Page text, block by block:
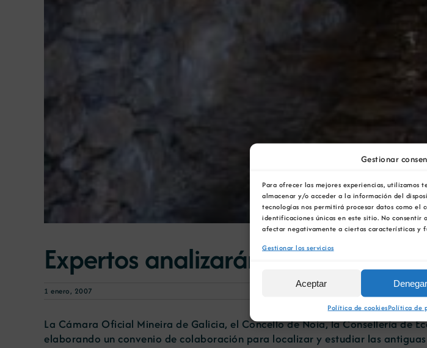
Gestionar
Para ofrecer las mejores experiencias, utilizamos
almacenar y/o acceder a la información del
tecnologías nos permitirá procesar datos como el
identificaciones únicas en este sitio. No
afectar negativamente a ciertas características y
Gestionar los servicios
Aceptar Denegar
Política de cookiesPolítica de
Expertos analizarán las labores
1 enero, 2007
La Cámara Oficial Mineira de Galicia, el Concello de Noia, la Consellería de
elaborando un convenio de colaboración para localizar y estudiar las